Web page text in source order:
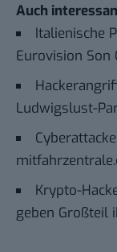
Auch
Italienische
Eurovision Son
Ludwigslust-
Krypto-
geben Großteil